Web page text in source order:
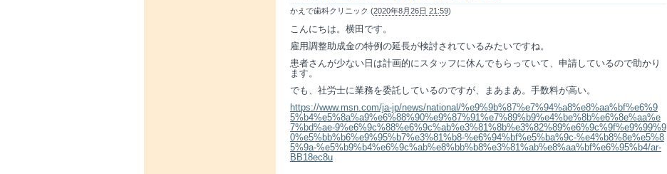
かえで歯科クリニック (2020年8月26日 21:59)
こんにちは。横田です。
雇用調整助成金の特例の延長が検討されているみたいですね。
患者さんが少ない日は計画的にスタッフに休んでもらっていて、申請しているので助かり
ます。
でも、社労士に業務を委託しているのですが、まあまあ。手数料が高い。
https://www.msn.com/ja-jp/news/national/%e9%9b%87%e7%94%a8%e8%aa%bf%e6%9
5%b4%e5%8a%a9%e6%88%90%e9%87%91%e7%89%b9%e4%be%8b%e6%8e%aa%e
7%bd%ae-9%e6%9c%88%e6%9c%ab%e3%81%8b%e3%82%89%e6%9c%9f%e9%99%9
0%e5%bb%b6%e9%95%b7%e3%81%b8-%e6%94%bf%e5%ba%9c-%e4%b8%8e%e5%8
5%9a-%e5%b9%b4%e6%9c%ab%e8%bb%b8%e3%81%ab%e8%aa%bf%e6%95%b4/ar-
BB18ec8u